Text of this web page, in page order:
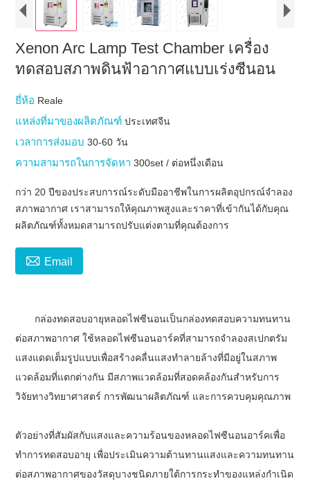
Xenon Arc Lamp Test Chamber เครื่อง
ทดสอบสภาพดินฟ้าอากาศแบบเร่งซีนอน
ยี่ห้อ Reale
แหล่งที่มาของผลิตภัณฑ์ประเทศจีน
เวลาการส่งมอบ30-60 วัน
ความสามารถในการจัดหา300set / ต่อหนึ่งเดือน
กว่า 20 ปีของประสบการณ์ระดับมืออาชีพในการผลิตอุปกรณ์จำลอง
สภาพอากาศ เราสามารถให้คุณภาพสูงและราคาที่เข้ากันได้กับคุณ
ผลิตภัณฑ์ทั้งหมดสามารถปรับแต่งตามที่คุณต้องการ
 Email
กล่องทดสอบอายุหลอดไฟซีนอนเป็นกล่องทดสอบความทนทาน
ต่อสภาพอากาศ ใช้หลอดไฟซีนอนอาร์คที่สามารถจำลองสเปกตรัม
แสงแดดเต็มรูปแบบเพื่อสร้างคลื่นแสงทำลายล้างที่มีอยู่ในสภาพ
แวดล้อมที่แตกต่างกัน มีสภาพแวดล้อมที่สอดคล้องกันสำหรับการ
วิจัยทางวิทยาศาสตร์ การพัฒนาผลิตภัณฑ์ และการควบคุมคุณภาพ
ตัวอย่างที่สัมผัสกับแสงและความร้อนของหลอดไฟซีนอนอาร์คเพื่อ
ทำการทดสอบอายุ เพื่อประเมินความต้านทานแสงและความทนทาน
ต่อสภาพอากาศของวัสดุบางชนิดภายใต้การกระทำของแหล่งกำเนิด